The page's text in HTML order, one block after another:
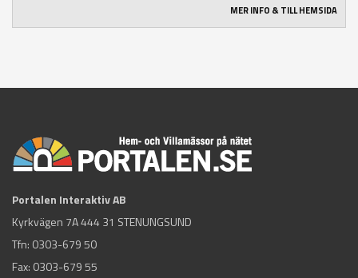
MER INFO & TILL HEMSIDA
Portalen Interaktiv AB
Kyrkvägen 7A 444 31 STENUNGSUND
Tfn: 0303-679 50
Fax: 0303-679 55